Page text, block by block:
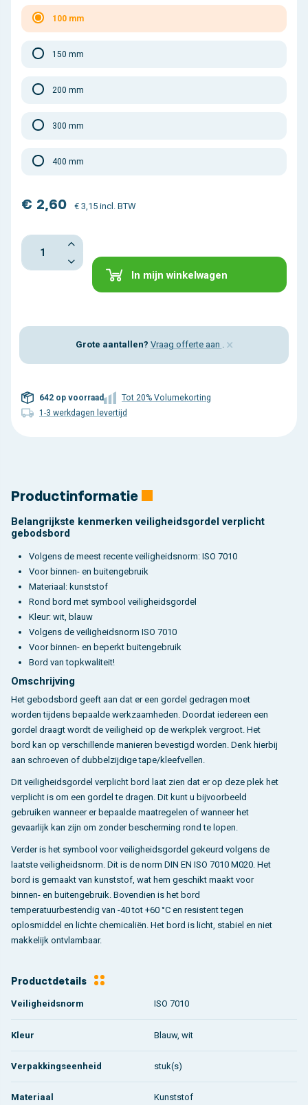
100 mm
150 mm
200 mm
300 mm
400 mm
€ 2,60 € 3,15 incl. BTW
In mijn winkelwagen
Grote aantallen? Vraag offerte aan . ×
642 op voorraad
Tot 20% Volumekorting
1-3 werkdagen levertijd
Productinformatie
Belangrijkste kenmerken veiligheidsgordel verplicht
gebodsbord
Volgens de meest recente veiligheidsnorm: ISO 7010
Voor binnen- en buitengebruik
Materiaal: kunststof
Rond bord met symbool veiligheidsgordel
Kleur: wit, blauw
Volgens de veiligheidsnorm ISO 7010
Voor binnen- en beperkt buitengebruik
Bord van topkwaliteit!
Omschrijving
Het gebodsbord geeft aan dat er een gordel gedragen moet
worden tijdens bepaalde werkzaamheden. Doordat iedereen een
gordel draagt wordt de veiligheid op de werkplek vergroot. Het
bord kan op verschillende manieren bevestigd worden. Denk hierbij
aan schroeven of dubbelzijdige tape/kleefvellen.
Dit veiligheidsgordel verplicht bord laat zien dat er op deze plek het
verplicht is om een gordel te dragen. Dit kunt u bijvoorbeeld
gebruiken wanneer er bepaalde maatregelen of wanneer het
gevaarlijk kan zijn om zonder bescherming rond te lopen.
Verder is het symbool voor veiligheidsgordel gekeurd volgens de
laatste veiligheidsnorm. Dit is de norm DIN EN ISO 7010 M020. Het
bord is gemaakt van kunststof, wat hem geschikt maakt voor
binnen- en buitengebruik. Bovendien is het bord
temperatuurbestendig van -40 tot +60 °C en resistent tegen
oplosmiddel en lichte chemicaliën. Het bord is licht, stabiel en niet
makkelijk ontvlambaar.
Productdetails
Veiligheidsnorm ISO 7010
Kleur Blauw, wit
Verpakkingseenheid stuk(s)
Materiaal Kunststof